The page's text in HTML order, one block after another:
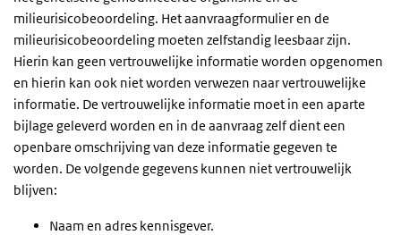
milieurisicobeoordeling. Het aanvraagformulier en de
milieurisicobeoordeling moeten zelfstandig leesbaar zijn.
Hierin kan geen vertrouwelijke informatie worden opgenomen
en hierin kan ook niet worden verwezen naar vertrouwelijke
informatie. De vertrouwelijke informatie moet in een aparte
bijlage geleverd worden en in de aanvraag zelf dient een
openbare omschrijving van deze informatie gegeven te
worden. De volgende gegevens kunnen niet vertrouwelijk
blijven:
Naam en adres kennisgever.